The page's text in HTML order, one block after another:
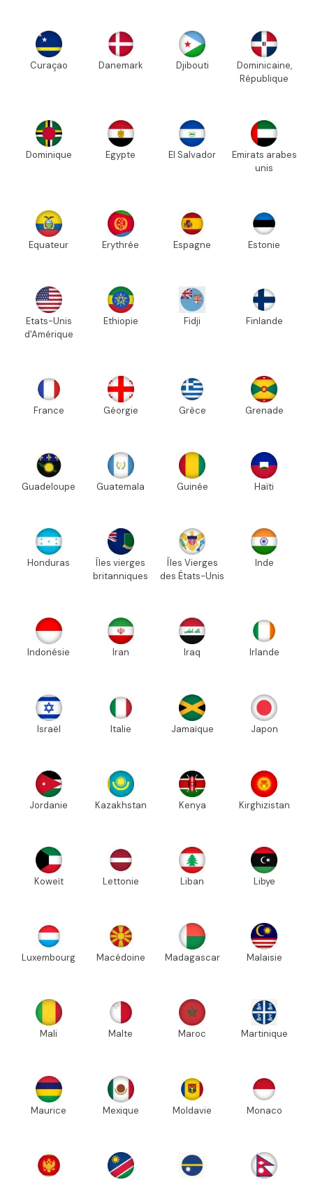
Curaçao Danemark Djibouti
Dominicaine,
République
Dominique Egypte El Salvador
Emirats arabes
unis
Equateur Erythrée Espagne Estonie
Etats-Unis
d'Amérique
Ethiopie Fidji Finlande
France Géorgie Grèce Grenade
Guadeloupe Guatemala Guinée Haïti
Honduras
Îles vierges
britanniques
Îles Vierges
des États-Unis
Inde
Indonésie Iran Iraq Irlande
Israël Italie Jamaïque Japon
Jordanie Kazakhstan Kenya Kirghizistan
Koweït Lettonie Liban Libye
Luxembourg Macédoine Madagascar Malaisie
Mali Malte Maroc Martinique
Maurice Mexique Moldavie Monaco